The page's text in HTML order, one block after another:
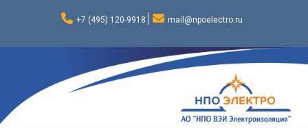
+7 (495) 120-9918 mail@npoelectro.ru